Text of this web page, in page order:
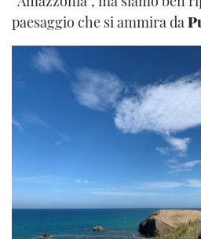
paesaggio che si ammira da